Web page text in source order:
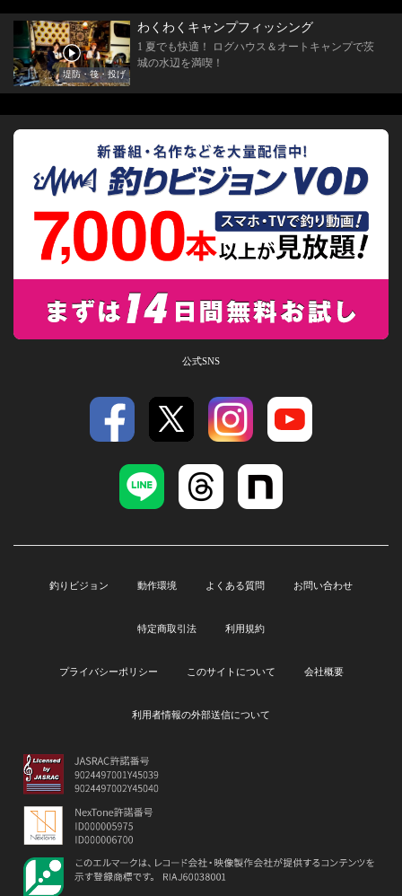
堤防・筏・投げ
わくわくキャンプフィッシング
1 夏でも快適！ ログハウス＆オートキャンプで茨
城の水辺を満喫！
公式SNS
釣りビジョン 動作環境 よくある質問 お問い合わせ
特定商取引法 利用規約
プライバシーポリシー このサイトについて 会社概要
利用者情報の外部送信について